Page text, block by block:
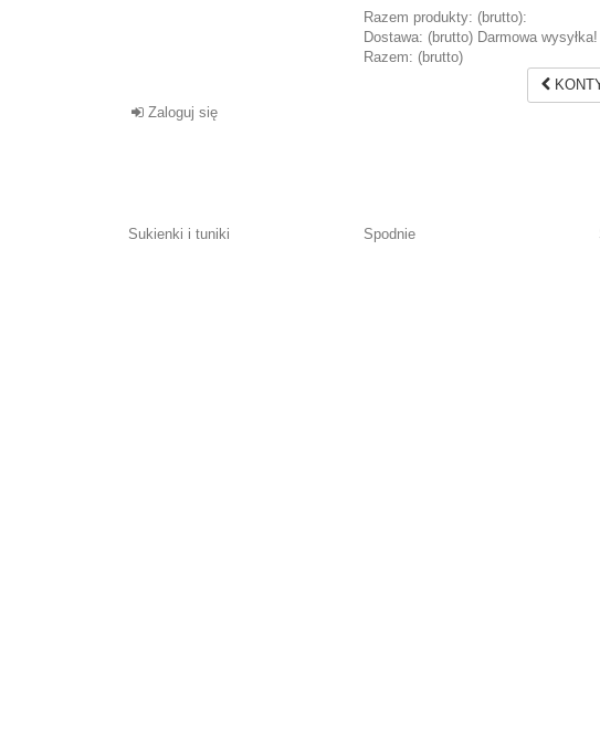
Razem produkty: (brutto):
Dostawa: (brutto) Darmowa wysyłka!
Razem: (brutto)
Zaloguj się
Sukienki i tuniki Spodnie